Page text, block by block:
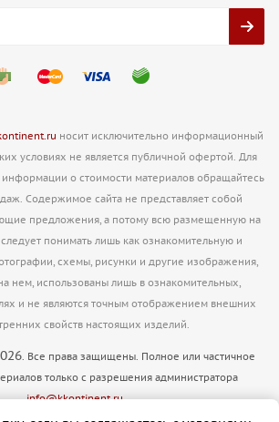
носит исключительно информационный
условиях не является публичной офертой. Для
информации о стоимости материалов обращайтесь
Содержимое сайта не представляет собой
предложения, а потому всю размещенную на
понимать лишь как ознакомительную и
схемы, рисунки и другие изображения,
нем, использованы лишь в ознакомительных,
и не являются точным отображением внешних
свойств настоящих изделий.
. Все права защищены. Полное или частичное
только с разрешения администратора
info@kkontinent.ru
Версия для печати